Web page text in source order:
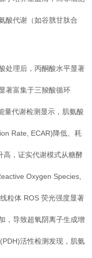
酸代谢（如谷胱甘肽合
处理后，丙酮酸水平显著
著富集于三羧酸循环
量代谢检测显示，肌氨酸
Rate, ECAR)降低、耗
，证实代谢模式从糖酵
Oxygen Species,
粒体 ROS 荧光强度显著
，导致超氧阴离子生成增
活性检测发现，肌氨